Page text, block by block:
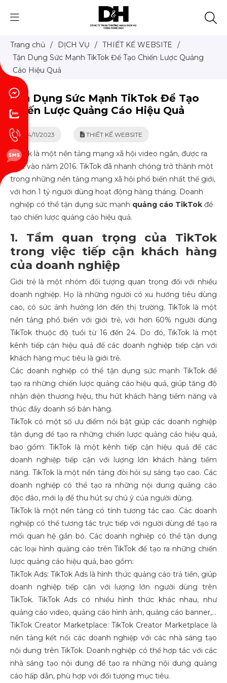
Trang chủ / DỊCH VỤ / THIẾT KẾ WEBSITE
/
Tận Dụng Sức Mạnh TikTok Để Tạo Chiến Lược Quảng
Cáo Hiệu Quả
Tận Dụng Sức Mạnh TikTok Để Tạo
Chiến Lược Quảng Cáo Hiệu Quả
24/11/2023 THIẾT KẾ WEBSITE
TikTok là một nền tảng mạng xã hội video ngắn, được ra
mắt vào năm 2016. TikTok đã nhanh chóng trở thành một
trong những nền tảng mạng xã hội phổ biến nhất thế giới,
với hơn 1 tỷ người dùng hoạt động hàng tháng. Doanh
nghiệp có thể tận dụng sức mạnh quảng cáo TikTok để
tạo chiến lược quảng cáo hiệu quả.
1. Tầm quan trọng của TikTok
trong việc tiếp cận khách hàng
của doanh nghiệp
Giới trẻ là một nhóm đối tượng quan trọng đối với nhiều
doanh nghiệp. Họ là những người có xu hướng tiêu dùng
cao, có sức ảnh hưởng lớn đến thị trường. TikTok là một
nền tảng phổ biến với giới trẻ, với hơn 60% người dùng
TikTok thuộc độ tuổi từ 16 đến 24. Do đó, TikTok là một
kênh tiếp cận hiệu quả để các doanh nghiệp tiếp cận với
khách hàng mục tiêu là giới trẻ.
Các doanh nghiệp có thể tận dụng sức mạnh TikTok để
tạo ra những chiến lược quảng cáo hiệu quả, giúp tăng độ
nhận diện thương hiệu, thu hút khách hàng tiềm năng và
thúc đẩy doanh số bán hàng.
TikTok có một số ưu điểm nổi bật giúp các doanh nghiệp
tận dụng để tạo ra những chiến lược quảng cáo hiệu quả,
bao gồm: TikTok là một kênh tiếp cận hiệu quả để các
doanh nghiệp tiếp cận với lượng lớn khách hàng tiềm
năng. TikTok là một nền tảng đòi hỏi sự sáng tạo cao. Các
doanh nghiệp có thể tạo ra những nội dung quảng cáo
độc đáo, mới lạ để thu hút sự chú ý của người dùng.
TikTok là một nền tảng có tính tương tác cao. Các doanh
nghiệp có thể tương tác trực tiếp với người dùng để tạo ra
mối quan hệ gắn bó. Các doanh nghiệp có thể tận dụng
các loại hình quảng cáo trên TikTok để tạo ra những chiến
lược quảng cáo hiệu quả, bao gồm:
TikTok Ads: TikTok Ads là hình thức quảng cáo trả tiền, giúp
doanh nghiệp tiếp cận với lượng lớn người dùng trên
TikTok. TikTok Ads có nhiều hình thức khác nhau, như
quảng cáo video, quảng cáo hình ảnh, quảng cáo banner,...
TikTok Creator Marketplace: TikTok Creator Marketplace là
nền tảng kết nối các doanh nghiệp với các nhà sáng tạo
nội dung trên TikTok. Doanh nghiệp có thể hợp tác với các
nhà sáng tạo nội dung để tạo ra những nội dung quảng
cáo hấp dẫn, phù hợp với đối tượng mục tiêu.